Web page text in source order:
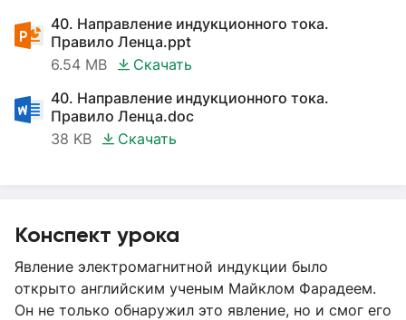
40. Направление индукционного тока.
Правило Ленца.ppt
6.54 MB
Скачать
40. Направление индукционного тока.
Правило Ленца.doc
38 KB
Скачать
Конспект урока
Явление электромагнитной индукции было
открыто английским ученым Майклом Фарадеем.
Он не только обнаружил это явление, но и смог его